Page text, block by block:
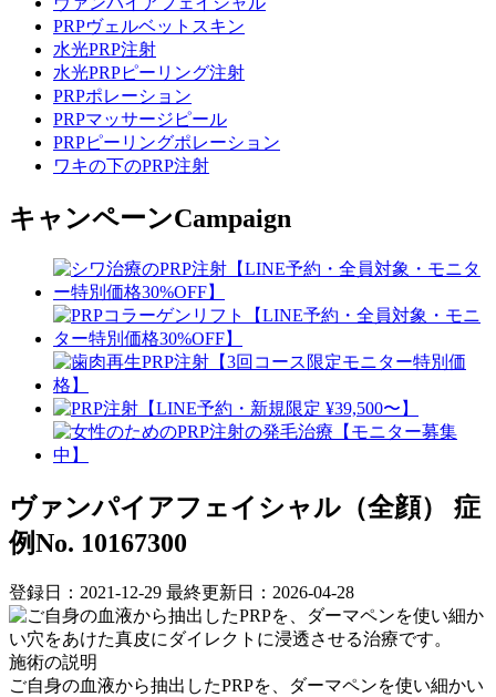
PRPヴェルベットスキン
水光PRP注射
水光PRPピーリング注射
PRPポレーション
PRPマッサージピール
PRPピーリングポレーション
ワキの下のPRP注射
キャンペーンCampaign
ヴァンパイアフェイシャル（全顔）
症
例No. 10167300
登録日：2021-12-29 最終更新日：2026-04-28
施術の説明
ご自身の血液から抽出したPRPを、ダーマペンを使い細かい